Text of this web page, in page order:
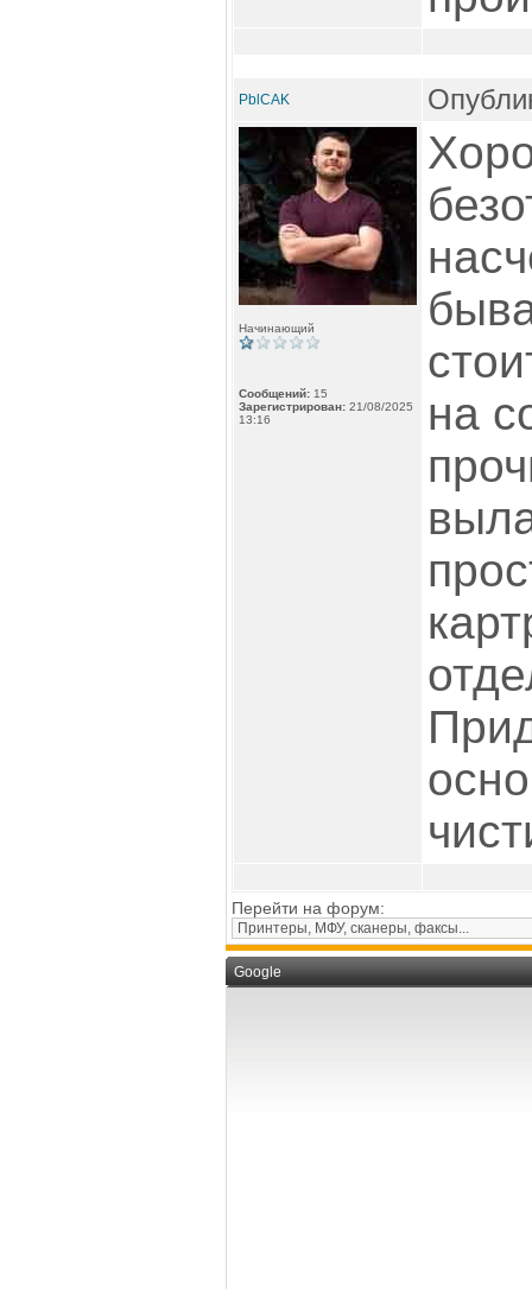
PblCAK
Начинающий
Сообщений: 15
Зарегистрирован: 21/08/2025
13:16
на
Перейти на форум:
Google